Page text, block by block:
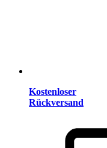
Kostenloser
Rückversand